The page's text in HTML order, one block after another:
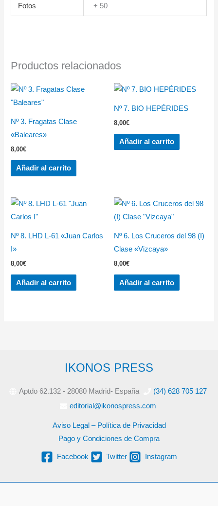
Fotos + 50
Productos relacionados
Nº 3. Fragatas Clase
«Baleares»
8,00€
Añadir al carrito
Nº 7. BIO HEPÉRIDES
8,00€
Añadir al carrito
Nº 8. LHD L-61 «Juan Carlos
I»
8,00€
Añadir al carrito
Nº 6. Los Cruceros del 98 (I)
Clase «Vizcaya»
8,00€
Añadir al carrito
IKONOS PRESS
Aptdo 62.132 - 28080 Madrid- España
(34) 628 705 127
editorial@ikonospress.com
Aviso Legal – Política de Privacidad
Pago y Condiciones de Compra
Facebook Twitter Instagram